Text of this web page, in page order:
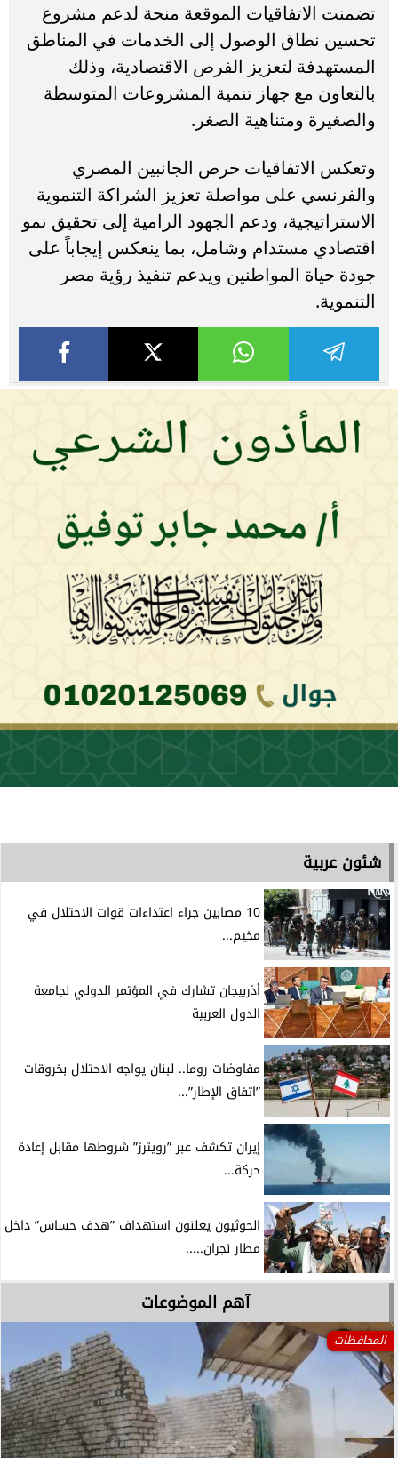
تضمنت الاتفاقيات الموقعة منحة لدعم مشروع
تحسين نطاق الوصول إلى الخدمات في المناطق
المستهدفة لتعزيز الفرص الاقتصادية، وذلك
بالتعاون مع جهاز تنمية المشروعات المتوسطة
والصغيرة ومتناهية الصغر.
وتعكس الاتفاقيات حرص الجانبين المصري
والفرنسي على مواصلة تعزيز الشراكة التنموية
الاستراتيجية، ودعم الجهود الرامية إلى تحقيق نمو
اقتصادي مستدام وشامل، بما ينعكس إيجاباً على
جودة حياة المواطنين ويدعم تنفيذ رؤية مصر
التنموية.
شئون عربية
10 مصابين جراء اعتداءات قوات الاحتلال في
مخيم...
أذربيجان تشارك في المؤتمر الدولي لجامعة
الدول العربية
مفاوضات روما.. لبنان يواجه الاحتلال بخروقات
”اتفاق الإطار”...
إيران تكشف عبر ”رويترز” شروطها مقابل إعادة
حركة...
الحوثيون يعلنون استهداف ”هدف حساس” داخل
مطار نجران.....
آهم الموضوعات
المحافظات